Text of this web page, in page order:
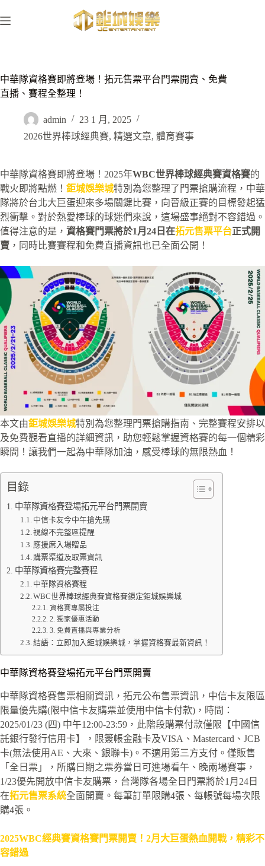
至
容
中華隊資格賽即將登場！拓元售票平台門票開賣、免費
直播、賽程全整理！
admin
23 1 月, 2025
2026世界棒球經典賽, 精選文章, 體育賽事
中華隊資格賽即將登場！2025年WBC世界棒球經典賽資格賽的
戰火即將點燃！ 鉅城娛樂城特別為您整理了門票搶購流程，中華
隊將於台北大巨蛋迎來多場關鍵比賽，向晉級正賽的目標發起猛
烈衝擊。對於熱愛棒球的球迷們來說，這場盛事絕對不容錯過。
值得注意的是， 資格賽門票將於1月24日在拓元售票平台正式開
賣 ，同時比賽賽程和免費直播資訊也已全面公開！
本文由鉅城娛樂城特別為您整理門票搶購指南、完整賽程安排以
及免費觀看直播的詳細資訊，助您輕鬆掌握資格賽的每一個精彩
瞬間！讓我們一起為中華隊加油，感受棒球的無限熱血！
目錄
中華隊資格賽登場拓元平台門票開賣
中信卡友今中午搶先購
視線不完整區提醒
應援席入場贈品
購票渠道及取票資訊
中華隊資格賽完整賽程
中華隊資格賽程
WBC世界棒球經典賽資格賽鎖定鉅城娛樂城
資格賽專屬投注
2. 獨家優惠活動
3. 免費直播與專業分析
結語：立即加入鉅城娛樂城，掌握資格賽最新資訊！
中華隊資格賽登場拓元平台門票開賣
中華隊資格賽售票相關資訊，拓元公布售票資訊，中信卡友限區
限量優先購(限中信卡友購票並使用中信卡付款)，時間：
2025/01/23 (四) 中午12:00-23:59，此階段購票付款僅限【中國信
託銀行發行信用卡】，限簽帳金融卡及VISA、Mastercard、JCB
卡(無法使用AE、大來、銀聯卡)。不適用第三方支付。僅販售
「全日票」，所購日期之票券當日可進場看午、晚兩場賽事，
1/23優先開放中信卡友購票，台灣隊各場全日門票將於1月24日
在拓元售票系統全面開賣。每筆訂單限購4張、每帳號每場次限
購4張。
2025WBC經典賽資格賽門票開賣！2月大巨蛋熱血開戰，精彩不
容錯過